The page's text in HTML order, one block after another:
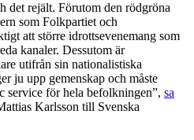
det rejält. Förutom den rödgröna
som Folkpartiet och
att större idrottsevenemang som
kanaler. Dessutom är
utifrån sin nationalistiska
ju upp gemenskap och måste
service för hela befolkningen”, sa
Karlsson till Svenska